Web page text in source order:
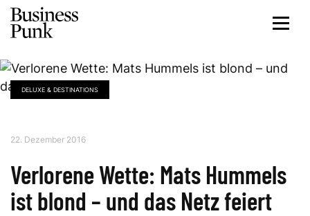
DELUXE & DESTINATIONS
22. Dezember 2016
Verlorene Wette: Mats Hummels
ist blond – und das Netz feiert